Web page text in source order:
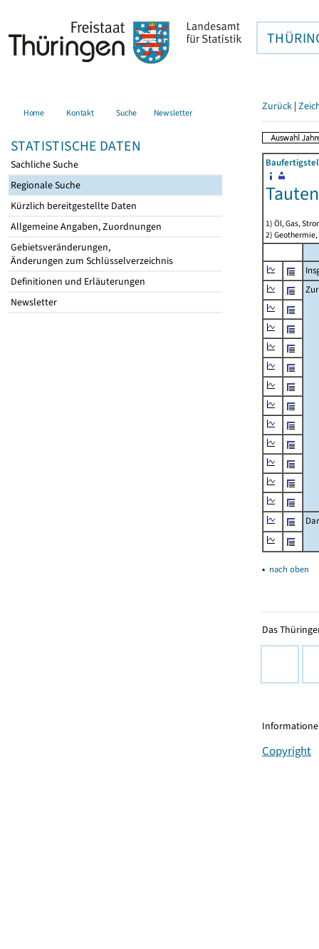
Home Kontakt Suche Newsletter
STATISTISCHE DATEN
Sachliche Suche
Regionale Suche
Kürzlich bereitgestellte Daten
Allgemeine Angaben, Zuordnungen
Gebietsveränderungen,
Änderungen zum Schlüsselverzeichnis
Definitionen und Erläuterungen
Newsletter
Zurück |
1) Öl, Gas,
2)
▴ nach oben
Das
Copyright